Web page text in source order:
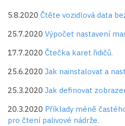
5.8.2020 Čtěte vozidlová data
25.7.2020 Výpočet nastavení
17.7.2020 Čtečka karet řidičů.
25.6.2020 Jak nainstalovat a
25.3.2020 Jak definovat
20.3.2020 Příklady méně
pro čtení palivové nádrže.